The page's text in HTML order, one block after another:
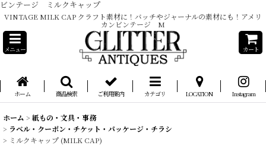
ビンテージ ミルクキャップ
VINTAGE MILK CAP クラフト素材に！バッチやジャーナルの素材にも！アメリ
カンビンテージ M
メニュー カート
ホーム 商品検索 ご利用案内 カテゴリ LOCATION Instagram
ホーム > 紙もの・文具・事務
> ラベル・クーポン・チケット・パッケージ・チラシ
> ミルクキャップ (MILK CAP)